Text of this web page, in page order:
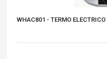
WHAC801 - TERMO